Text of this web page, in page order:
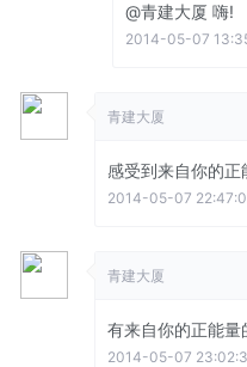
@青建大厦 嗨!
2014-05-07
青建大厦
感受到来自你的正
2014-05-07
青建大厦
有来自你的正能量
2014-05-07